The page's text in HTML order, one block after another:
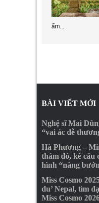
ẩm...
BÀI VIẾT MỚI
Nghệ sĩ Mai
“vai ác dễ
Hà Phương –
thảm đỏ, kể câu
hình “nàng
Miss Cosmo
du’ Nepal, tìm
Miss Cosmo